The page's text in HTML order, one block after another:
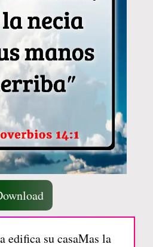
edifica su casaMas la